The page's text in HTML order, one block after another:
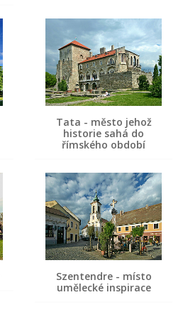
Tata - město jehož
historie sahá do
římského období
Szentendre - místo
umělecké inspirace